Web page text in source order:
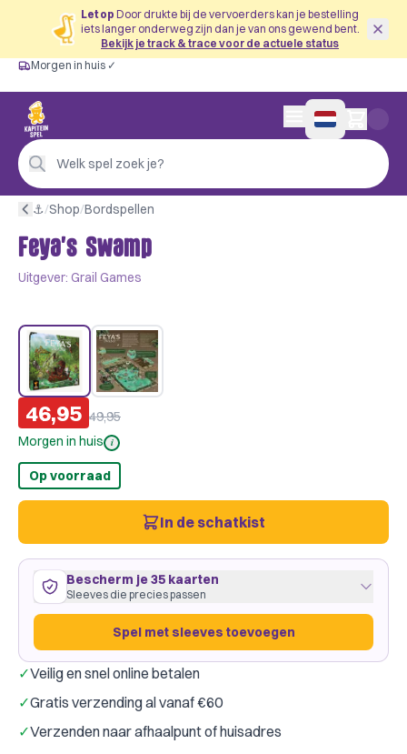
Let op Door drukte bij de vervoerders kan je bestelling
iets langer onderweg zijn dan je van ons gewend bent.
Bekijk je track & trace voor de actuele status
Gratis vanaf €60
Morgen in huis ✓
Persoonlijk advies
4,9/5 —
Morgen in huis ✓
Welk spel zoek je?
0 artikelen in
⚓︎/Shop/Bordspellen
Feya's Swamp
Uitgever: Grail Games
46,95 49,95
Morgen in huis i
Op voorraad
In de schatkist
Bescherm je 35 kaarten
Sleeves die precies passen
Spel met sleeves toevoegen
13 kaarten
past precies·Dragon Shield European Mini
Merk: Dragon Shield Gamegenic
✓Veilig en snel online betalen
✓Gratis verzending al vanaf €60
✓Verzenden naar afhaalpunt of huisadres